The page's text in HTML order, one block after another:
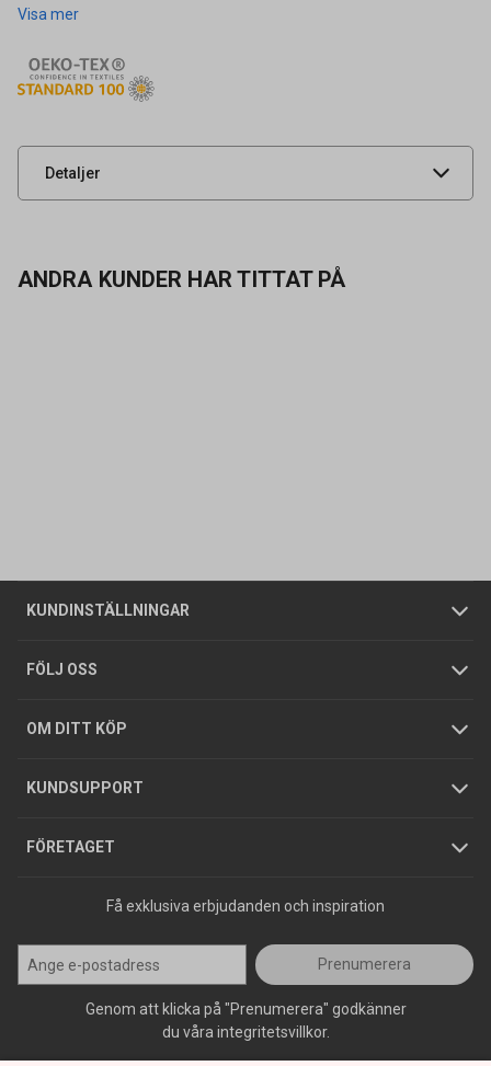
Visa mer
Detaljer
Artikelnummer
Leverantörens
UNSPSC 46181504
ANDRA KUNDER HAR TITTAT PÅ
KUNDINSTÄLLNINGAR
Företagskund / Privatkund
FÖLJ OSS
OM DITT KÖP
Allmänna försäljningsvillkor
Integritetspolicy
GDPR
KUNDSUPPORT
Butiker
Foldrar och kataloger
Köpguider
Varumärken
FÖRETAGET
Om oss
Tjänster
Hållbarhet
Jobba hos oss
Press
Få exklusiva erbjudanden och inspiration
Prenumerera
Genom att klicka på "Prenumerera" godkänner
du våra integritetsvillkor.